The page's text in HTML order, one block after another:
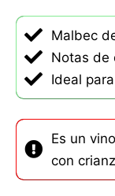
Malbec
Notas de
Ideal
Es un
con